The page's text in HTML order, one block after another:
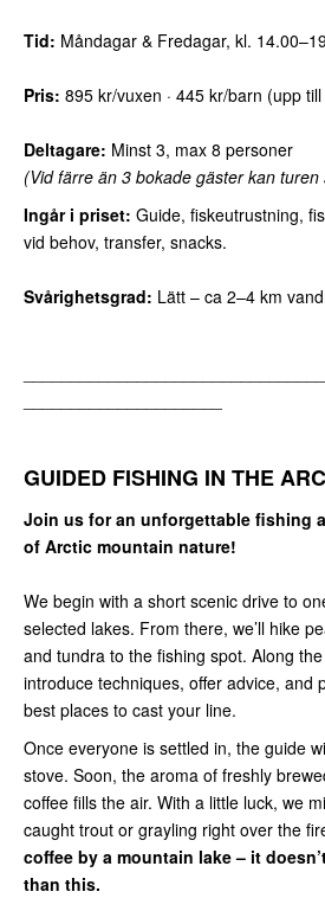
Tid: Måndagar & Fredagar, kl.
Pris: 895 kr/vuxen · 445 kr/barn (upp
Deltagare: Minst 3, max 8 personer
(Vid färre än 3 bokade gäster kan turen
Ingår i priset: Guide, fiskeutrustning,
vid behov, transfer, snacks.
Svårighetsgrad: Lätt – ca 2–4 km
GUIDED FISHING IN THE
Join us for an unforgettable fishing
of Arctic mountain nature!
We begin with a short scenic drive to
selected lakes. From there, we’ll hike
and tundra to the fishing spot. Along
introduce techniques, offer advice, and
best places to cast your line.
Once everyone is settled in, the guide
stove. Soon, the aroma of freshly
coffee fills the air. With a little luck, we
caught trout or grayling right over the
coffee by a mountain lake – it
than this.